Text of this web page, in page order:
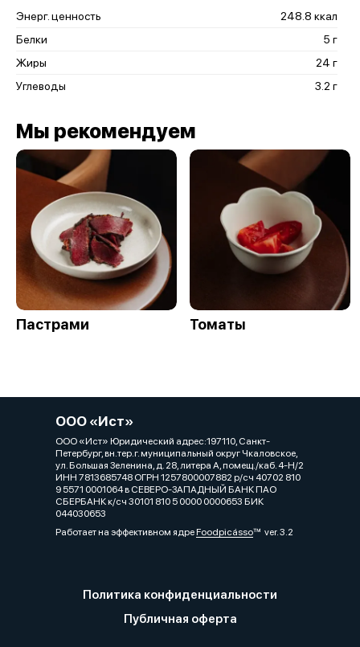
Энерг. ценность
248.8 ккал
Белки
5 г
Жиры
24 г
Углеводы
3.2 г
Мы рекомендуем
Пастрами Томаты
ООО «Ист»
ООО «Ист» Юридический адрес:197110, Санкт-
Петербург, вн.тер.г. муниципальный округ Чкаловское,
ул. Большая Зеленина, д. 28, литера А, помещ./каб. 4-Н/2
ИНН 7813685748 ОГРН 1257800007882 р/сч 40702 810
9 5571 0001064 в СЕВЕРО-ЗАПАДНЫЙ БАНК ПАО
СБЕРБАНК к/сч 30101 810 5 0000 0000653 БИК
044030653
Работает на эффективном ядреFoodpicássover. 3.2
Политика конфиденциальности
Публичная оферта